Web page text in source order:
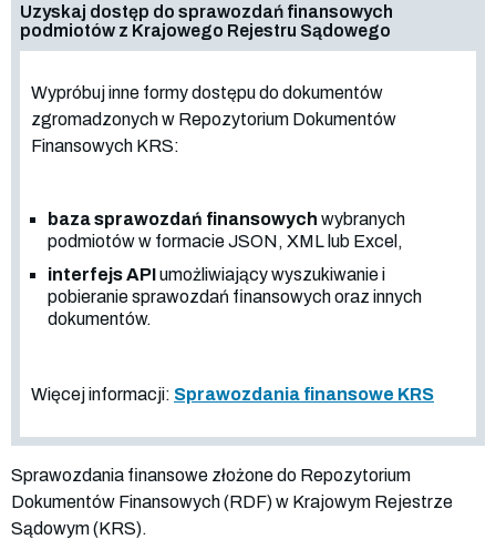
Uzyskaj dostęp do sprawozdań finansowych
podmiotów z Krajowego Rejestru Sądowego
Wypróbuj inne formy dostępu do dokumentów
zgromadzonych w Repozytorium Dokumentów
Finansowych KRS:
baza sprawozdań finansowych wybranych
podmiotów w formacie JSON, XML lub Excel,
interfejs APIumożliwiający wyszukiwanie i
pobieranie sprawozdań finansowych oraz innych
dokumentów.
Więcej informacji: Sprawozdania finansowe KRS
Sprawozdania finansowe złożone do Repozytorium
Dokumentów Finansowych (RDF) w Krajowym Rejestrze
Sądowym (KRS).